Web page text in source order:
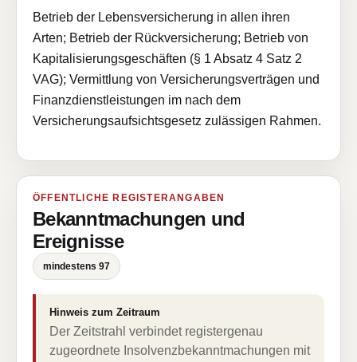
Betrieb der Lebensversicherung in allen ihren
Arten; Betrieb der Rückversicherung; Betrieb von
Kapitalisierungsgeschäften (§ 1 Absatz 4 Satz 2
VAG); Vermittlung von Versicherungsverträgen und
Finanzdienstleistungen im nach dem
Versicherungsaufsichtsgesetz zulässigen Rahmen.
ÖFFENTLICHE REGISTERANGABEN
Bekanntmachungen und
Ereignisse
mindestens 97
Hinweis zum Zeitraum
Der Zeitstrahl verbindet registergenau
zugeordnete Insolvenzbekanntmachungen mit